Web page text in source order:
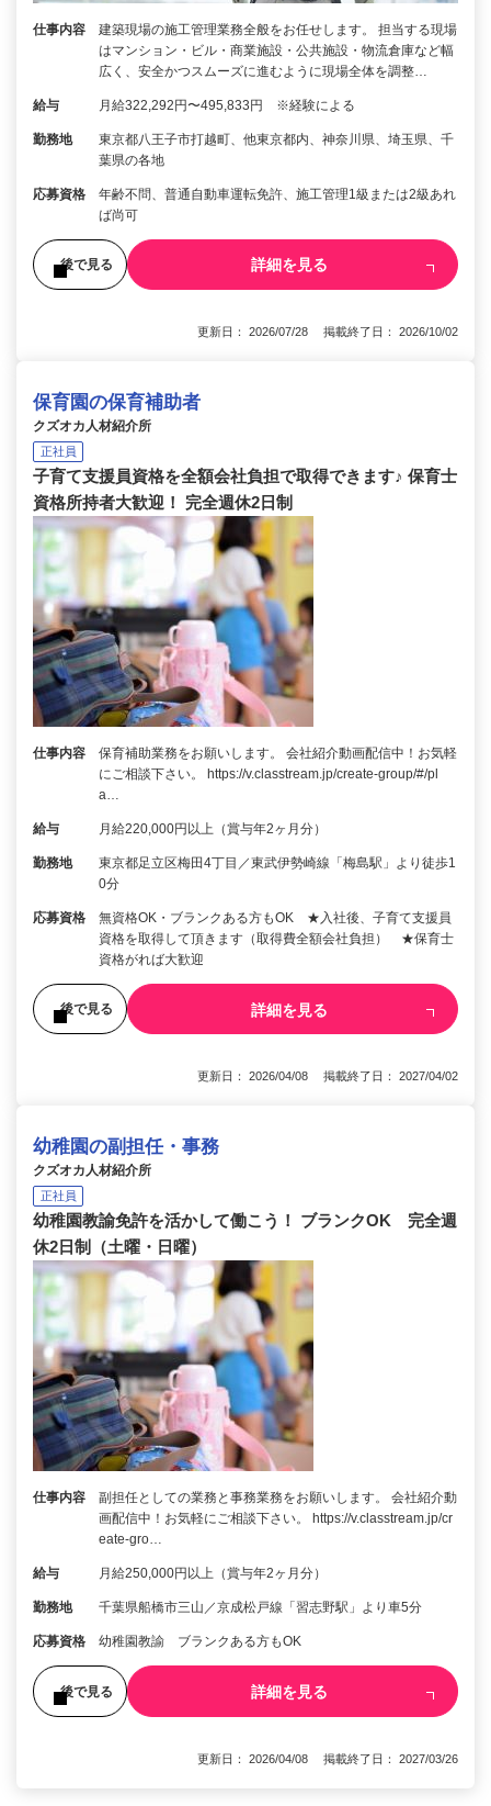
仕事内容
建築現場の施工管理業務全般をお任せします。 担当する現場
はマンション・ビル・商業施設・公共施設・物流倉庫など幅
広く、安全かつスムーズに進むように現場全体を調整…
給与 月給322,292円〜495,833円 ※経験による
勤務地
東京都八王子市打越町、他東京都内、神奈川県、埼玉県、千
葉県の各地
応募資格
年齢不問、普通自動車運転免許、施工管理1級または2級あれ
ば尚可
後で見る 詳細を見る
更新日： 2026/07/28 掲載終了日： 2026/10/02
保育園の保育補助者
クズオカ人材紹介所
正社員
子育て支援員資格を全額会社負担で取得できます♪ 保育士
資格所持者大歓迎！ 完全週休2日制
仕事内容
保育補助業務をお願いします。 会社紹介動画配信中！お気軽
にご相談下さい。 https://v.classtream.jp/create-group/#/pl
a…
給与 月給220,000円以上（賞与年2ヶ月分）
勤務地
東京都足立区梅田4丁目／東武伊勢崎線「梅島駅」より徒歩1
0分
応募資格
無資格OK・ブランクある方もOK ★入社後、子育て支援員
資格を取得して頂きます（取得費全額会社負担） ★保育士
資格がれば大歓迎
後で見る 詳細を見る
更新日： 2026/04/08 掲載終了日： 2027/04/02
幼稚園の副担任・事務
クズオカ人材紹介所
正社員
幼稚園教諭免許を活かして働こう！ ブランクOK 完全週
休2日制（土曜・日曜）
仕事内容
副担任としての業務と事務業務をお願いします。 会社紹介動
画配信中！お気軽にご相談下さい。 https://v.classtream.jp/cr
eate-gro…
給与 月給250,000円以上（賞与年2ヶ月分）
勤務地 千葉県船橋市三山／京成松戸線「習志野駅」より車5分
応募資格 幼稚園教諭 ブランクある方もOK
後で見る 詳細を見る
更新日： 2026/04/08 掲載終了日： 2027/03/26